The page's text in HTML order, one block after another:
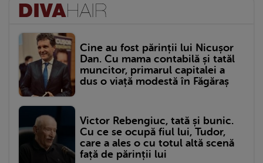
Cine au fost părinții lui Nicușor
Dan. Cu mama contabilă și tatăl
muncitor, primarul capitalei a
dus o viață modestă în Făgăraș
Victor Rebengiuc, tată și bunic.
Cu ce se ocupă fiul lui, Tudor,
care a ales o cu totul altă scenă
față de părinții lui